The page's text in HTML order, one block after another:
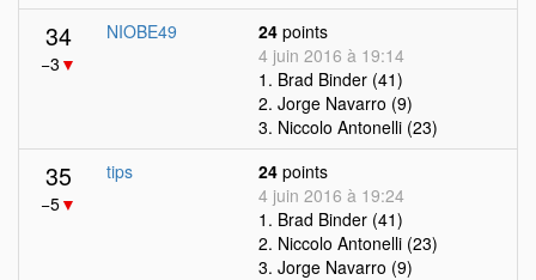
34
−3 ▼
NIOBE49 24 points
4 juin 2016 à 19:14
1. Brad Binder (41)
2. Jorge Navarro (9)
3. Niccolo Antonelli (23)
35
−5▼
tips 24 points
4 juin 2016 à 19:24
1. Brad Binder (41)
2. Niccolo Antonelli (23)
3. Jorge Navarro (9)